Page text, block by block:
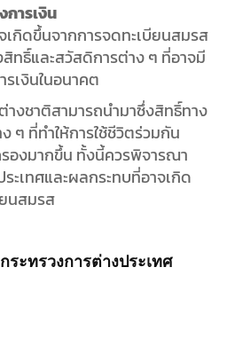
ารเงิน
กิดขึ้นจากการจดทะเบียนสมรส
ทธิ์และสวัสดิการต่าง ๆ ที่อาจมี
เงินในอนาคต
งชาติสามารถนำมาซึ่งสิทธิ์ทาง
ๆ ที่ทำให้การใช้ชีวิตร่วมกัน
องมากขึ้น ทั้งนี้ควรพิจารณา
ะเทศและผลกระทบที่อาจเกิด
นสมรส
กระทรวงการต่างประเทศ